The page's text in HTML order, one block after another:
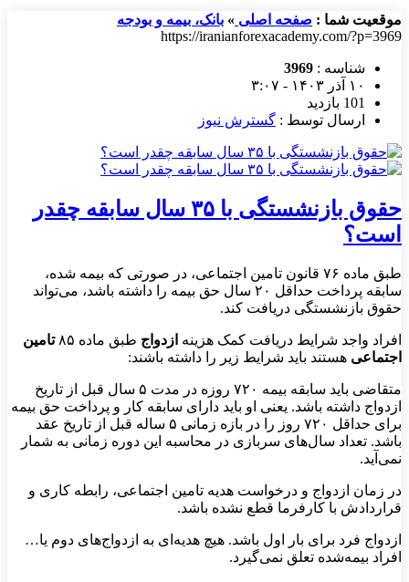
موقعیت شما : صفحه اصلی » بانک، بیمه و بودجه
https://iranianforexacademy.com/?p=3969
شناسه : 3969
۱۰ آذر ۱۴۰۳ - ۳:۰۷
101 بازدید
ارسال توسط : گسترش نیوز
حقوق بازنشستگی با ۳۵ سال سابقه چقدر
است؟
طبق ماده ۷۶ قانون تامین اجتماعی، در صورتی که بیمه شده،
سابقه پرداخت حداقل ۲۰ سال حق بیمه را داشته باشد، می‌تواند
حقوق بازنشستگی دریافت کند.
افراد واجد شرایط دریافت کمک هزینه ازدواج طبق ماده ۸۵
تامین
اجتماعی هستند باید شرایط زیر را داشته باشند:
متقاضی باید سابقه بیمه ۷۲۰ روزه در مدت ۵ سال قبل از تاریخ
ازدواج داشته باشد. یعنی او باید دارای سابقه کار و پرداخت حق بیمه
برای حداقل ۷۲۰ روز را در بازه زمانی ۵ ساله قبل از تاریخ عقد
باشد. تعداد سال‌های سربازی در محاسبه این دوره زمانی به شمار
نمی‌آید.
در زمان ازدواج و درخواست هدیه تامین اجتماعی، رابطه کاری و
قراردادش با کارفرما قطع نشده باشد.
ازدواج فرد برای بار اول باشد. هیچ هدیه‌ای به ازدواج‌های دوم یا…
افراد بیمه‌شده تعلق نمی‌گیرد.